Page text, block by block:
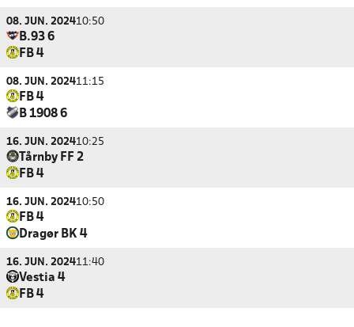
08. JUN. 202410:50
B.93 6
FB 4
08. JUN. 202411:15
FB 4
B 1908 6
16. JUN. 202410:25
Tårnby FF 2
FB 4
16. JUN. 202410:50
FB 4
Dragør BK 4
16. JUN. 202411:40
Vestia 4
FB 4